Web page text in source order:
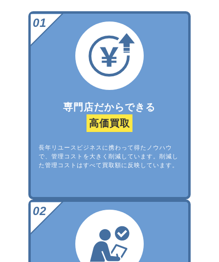
専門店だからできる
高価買取
長年リユースビジネスに携わって得たノウハウ
で、管理コストを大きく削減しています。削減し
た管理コストはすべて買取額に反映しています。